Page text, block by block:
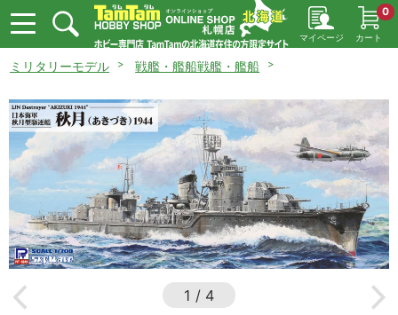
マイページ カート
0
ミリタリーモデル 戦艦・艦船戦艦・艦船
1 / 4